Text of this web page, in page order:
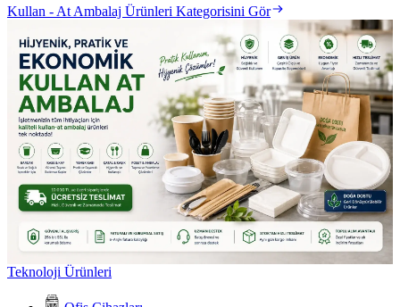
Kullan - At Ambalaj Ürünleri Kategorisini Gör
Teknoloji Ürünleri